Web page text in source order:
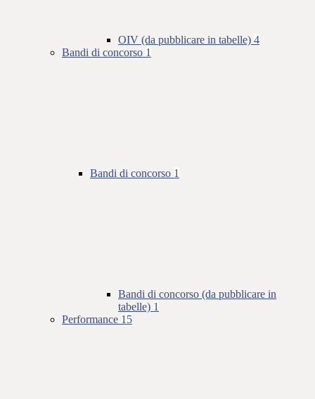
OIV (da pubblicare in tabelle) 4
Bandi di concorso 1
Bandi di concorso 1
Bandi di concorso (da pubblicare in
tabelle) 1
Performance 15